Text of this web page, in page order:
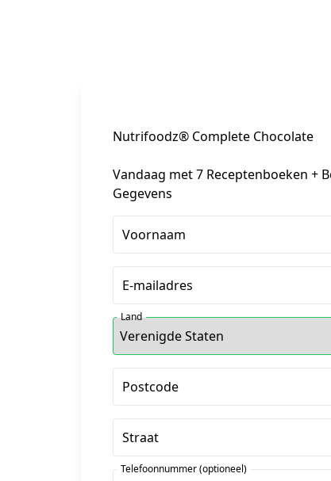
Nutrifoodz® Complete Chocolate
Vandaag met 7 Receptenboeken +
Gegevens
Voornaam
E-mailadres
Land
Postcode
Straat
Telefoonnummer (optioneel)